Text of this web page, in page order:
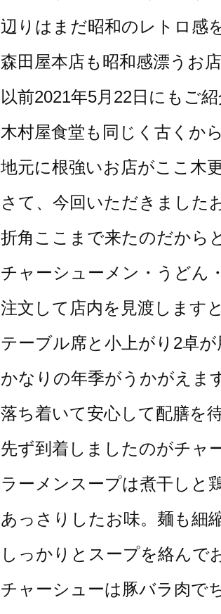
辺りはまだ昭和のレトロ感
森田屋本店も昭和感漂うお店
以前2021年5月22日にもご
木村屋食堂も同じく古くか
地元に根強いお店がここ木
さて、今回いただきました
折角ここまで来たのだからと
チャーシューメン・うどん
注文して店内を見渡します
テーブル席と小上がり2卓が
かなりの年季がうかがえま
落ち着いて安心して配膳を
先ず到着しましたのがチャ
ラーメンスープは煮干しと
あっさりしたお味。麺も細
しっかりとスープを絡んで
チャーシューは豚バラ肉で